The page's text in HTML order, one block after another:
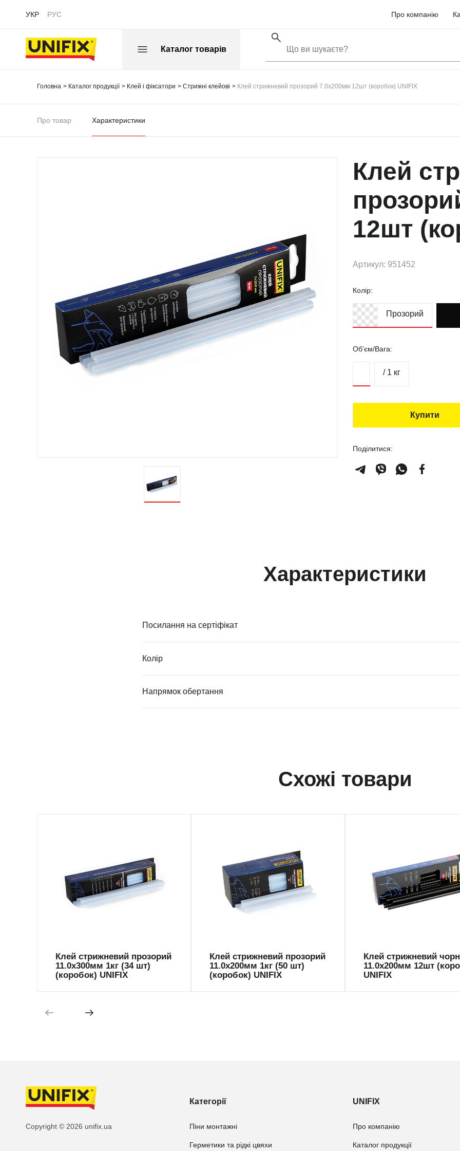
УКР РУС Про компанію
Каталог товарів
Головна Каталог продукції Клей і фіксатори Стрижні клейові Клей стрижневий прозорий 7.0х200мм 12шт (коробок) UNIFIX
Про товар Характеристики
Клей
12шт
Артикул: 951452
Колір:
Прозорий
Об’єм/Вага:
/ 1 кг
Купити
Поділитися:
Характеристики
Посилання на сертіфікат
Колір
Напрямок обертання
Схожі товари
Клей стрижневий прозорий
11.0х300мм 1кг (34 шт)
(коробок) UNIFIX
951459
Клей стрижневий прозорий
11.0х200мм 1кг (50 шт)
(коробок) UNIFIX
951458
Клей стрижневий
11.0х200мм 12шт
UNIFIX
951457
Copyright © 2026 unifix.ua
Категорії
Піни монтажні
Герметики та рідкі цвяхи
UNIFIX
Про компанію
Каталог продукції